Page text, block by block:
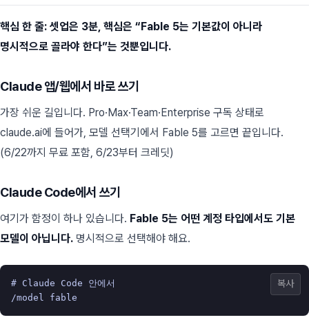
핵심 한 줄: 셋업은 3분, 핵심은 “Fable 5는 기본값이 아니라
명시적으로 골라야 한다”는 것뿐입니다.
Claude 앱/웹에서 바로 쓰기
가장 쉬운 길입니다. Pro·Max·Team·Enterprise 구독 상태로
claude.ai에 들어가, 모델 선택기에서 Fable 5를 고르면 끝입니다.
(6/22까지 무료 포함, 6/23부터 크레딧)
Claude Code에서 쓰기
여기가 함정이 하나 있습니다. Fable 5는 어떤 계정 타입에서도 기본
모델이 아닙니다. 명시적으로 선택해야 해요.
# Claude Code 안에서
/model
복사